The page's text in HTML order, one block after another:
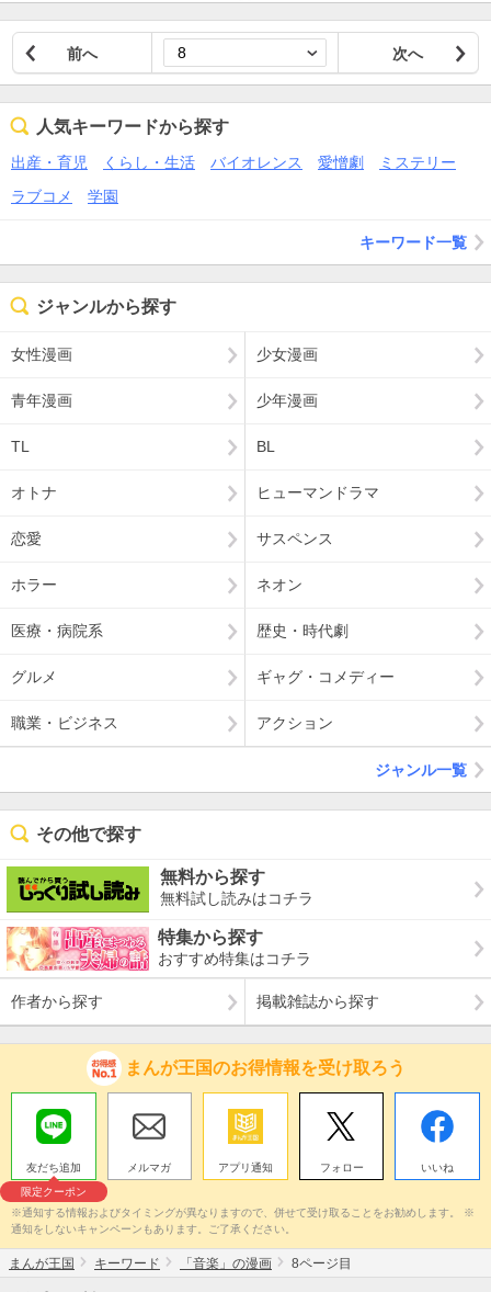
前へ 次へ
人気キーワードから探す
出産・育児 くらし・生活 バイオレンス 愛憎劇
ミステリー
ラブコメ
学園
キーワード一覧
ジャンルから探す
女性漫画 少女漫画
青年漫画 少年漫画
TL BL
オトナ ヒューマンドラマ
恋愛 サスペンス
ホラー ネオン
医療・病院系 歴史・時代劇
グルメ ギャグ・コメディー
職業・ビジネス アクション
ジャンル一覧
その他で探す
無料から探す
無料試し読みはコチラ
特集から探す
おすすめ特集はコチラ
作者から探す 掲載雑誌から探す
まんが王国のお得情報を受け取ろう
友だち追加
限定クーポン
メルマガ アプリ通知 フォロー いいね
※通知する情報およびタイミングが異なりますので、併せて受け取ることをお勧めします。 ※
通知をしないキャンペーンもあります。ご了承ください。
まんが王国 キーワード 「音楽」の漫画 8ページ目